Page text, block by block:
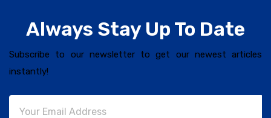
Always Stay Up To Date
Subscribe to our newsletter to get our newest articles
instantly!